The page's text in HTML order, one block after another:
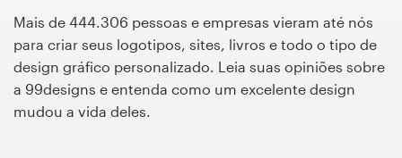
Mais de 444.306 pessoas e empresas vieram até nós
para criar seus logotipos, sites, livros e todo o tipo de
design gráfico personalizado. Leia suas opiniões sobre
a 99designs e entenda como um excelente design
mudou a vida deles.
99designs Pro
Quero